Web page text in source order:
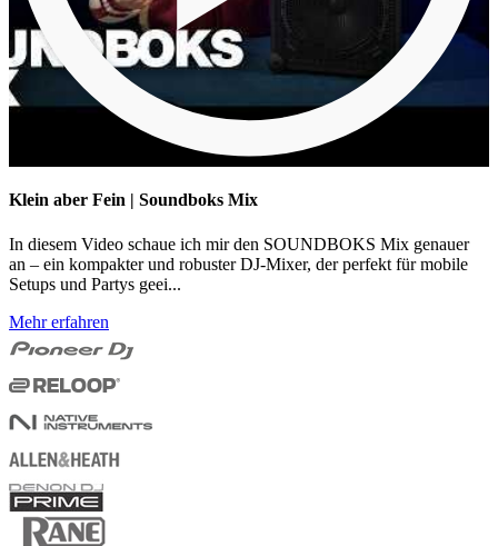
Klein aber Fein | Soundboks Mix
In diesem Video schaue ich mir den SOUNDBOKS Mix genauer
an – ein kompakter und robuster DJ-Mixer, der perfekt für mobile
Setups und Partys geei...
Mehr erfahren